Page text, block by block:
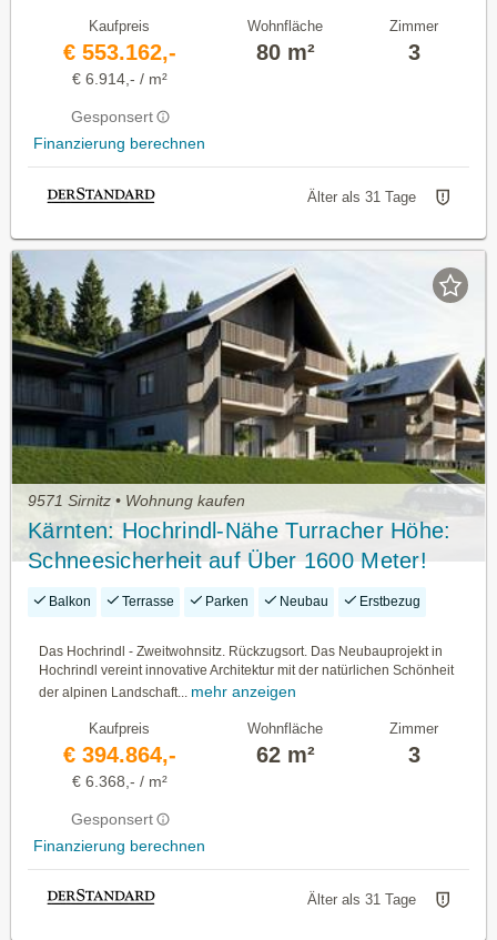
Kaufpreis
€ 553.162,-
€ 6.914,- / m²
Gesponsert
Finanzierung berechnen
Wohnfläche
80 m²
Zimmer
3
Älter als 31 Tage
9571 Sirnitz • Wohnung kaufen
Kärnten: Hochrindl-Nähe Turracher Höhe:
Schneesicherheit auf Über 1600 Meter!
Zweitwohnsitz! Erstbezug! Honorarfrei Für
Balkon Terrasse Parken Neubau Erstbezug
Das Hochrindl - Zweitwohnsitz. Rückzugsort. Das Neubauprojekt in
Hochrindl vereint innovative Architektur mit der natürlichen Schönheit
der alpinen Landschaft...
mehr anzeigen
Kaufpreis
€ 394.864,-
€ 6.368,- / m²
Gesponsert
Finanzierung berechnen
Wohnfläche
62 m²
Zimmer
3
Älter als 31 Tage